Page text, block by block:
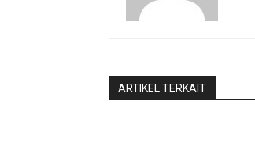
ARTIKEL TERKAIT